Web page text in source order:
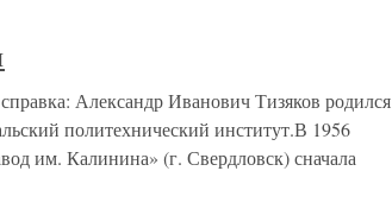
Александр Иванович Тизяков родился
политехнический институт.В 1956
им. Калинина» (г. Свердловск) сначала